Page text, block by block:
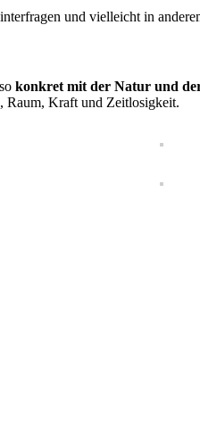
und vielleicht in
konkret mit der Natur und
Raum, Kraft und Zeitlosigkeit.